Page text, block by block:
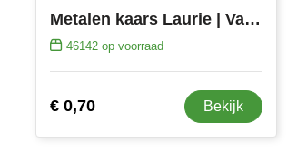
Metalen kaars Laurie | Vanille
46142op voorraad
€ 0,70 Bekijk